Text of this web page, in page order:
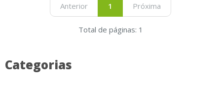
Anterior 1 Próxima
Total de páginas: 1
Categorias